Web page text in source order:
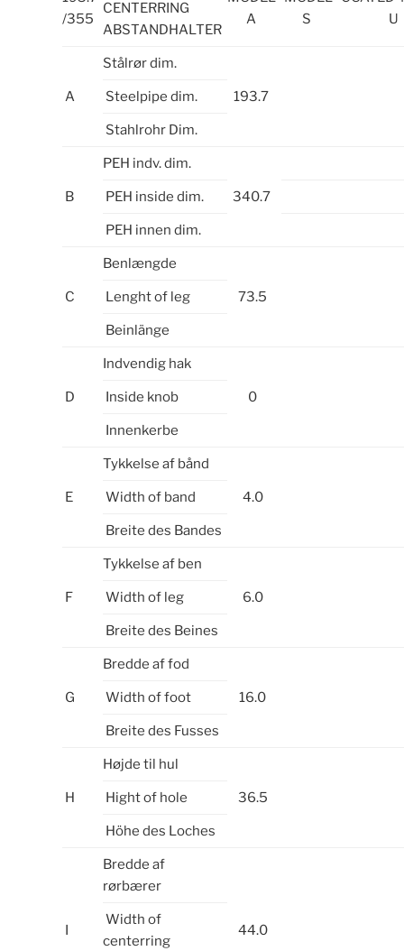
/355
CENTERRING
ABSTANDHALTER
A
S
U
A
Stålrør dim.
193.7
Steelpipe dim.
Stahlrohr Dim.
B
PEH indv. dim.
340.7
PEH inside dim.
PEH innen dim.
C
Benlængde
73.5
Lenght of leg
Beinlänge
D
Indvendig hak
0
Inside knob
Innenkerbe
E
Tykkelse af bånd
4.0
Width of band
Breite des Bandes
F
Tykkelse af ben
6.0
Width of leg
Breite des Beines
G
Bredde af fod
16.0
Width of foot
Breite des Fusses
H
Højde til hul
36.5
Hight of hole
Höhe des Loches
I
Bredde af
rørbærer
44.0
Width of
centerring